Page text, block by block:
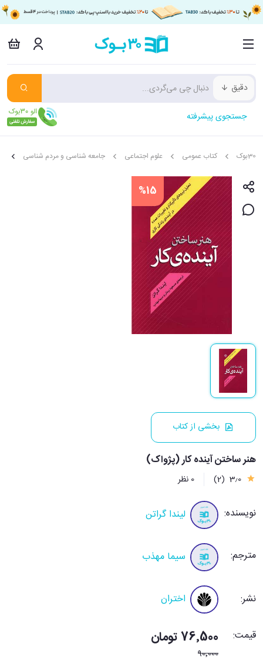
دقیق
جستجوی پیشرفته
30بوک کتاب عمومی علوم اجتماعی جامعه شناسی و مردم شناسی
%15
بخشی از کتاب
هنر ساختن آینده کار (پژواک)
3٫0 (2) 0 نظر
نویسنده: لیندا گراتن
مترجم: سیما مهذب
نشر: اختران
قیمت: 76٬500 تومان
90٬000